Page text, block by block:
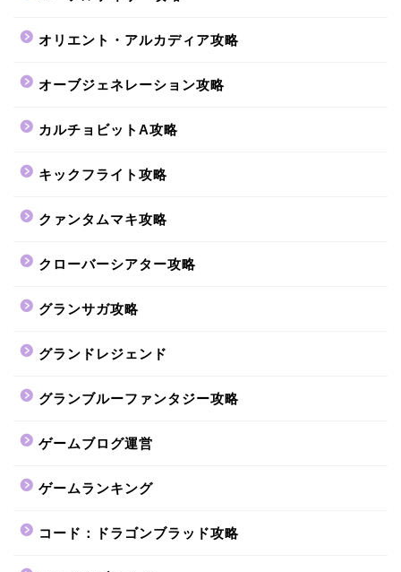
オリエント・アルカディア攻略
オーブジェネレーション攻略
カルチョビットA攻略
キックフライト攻略
クァンタムマキ攻略
クローバーシアター攻略
グランサガ攻略
グランドレジェンド
グランブルーファンタジー攻略
ゲームブログ運営
ゲームランキング
コード：ドラゴンブラッド攻略